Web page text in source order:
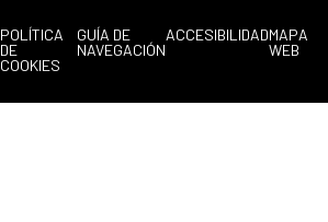
POLÍTICA
DE
COOKIES
GUÍA DE
NAVEGACIÓN
ACCESIBILIDADMAPA
WEB